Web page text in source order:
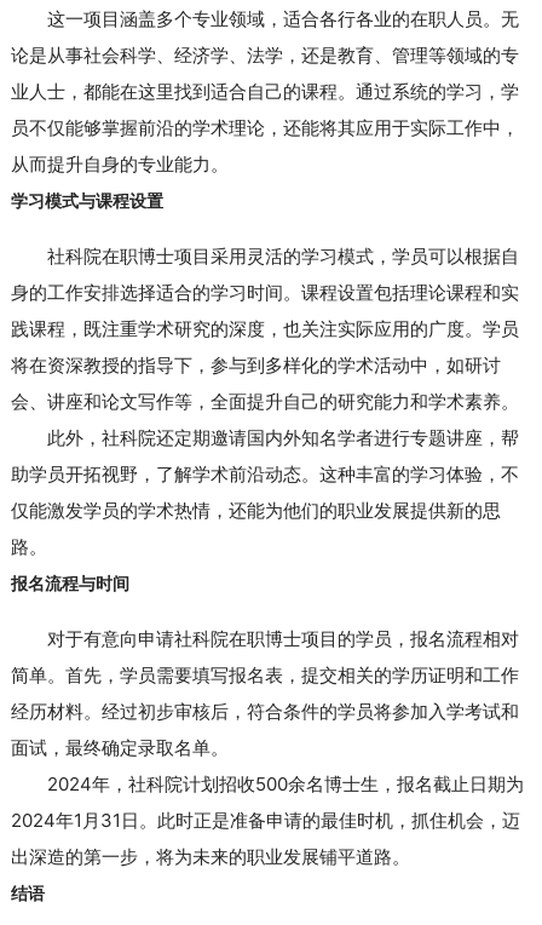
这一项目涵盖多个专业领域，适合各行各业的在职人员。无
论是从事社会科学、经济学、法学，还是教育、管理等领域的专
业人士，都能在这里找到适合自己的课程。通过系统的学习，学
员不仅能够掌握前沿的学术理论，还能将其应用于实际工作中，
从而提升自身的专业能力。
学习模式与课程设置
社科院在职博士项目采用灵活的学习模式，学员可以根据自
身的工作安排选择适合的学习时间。课程设置包括理论课程和实
践课程，既注重学术研究的深度，也关注实际应用的广度。学员
将在资深教授的指导下，参与到多样化的学术活动中，如研讨
会、讲座和论文写作等，全面提升自己的研究能力和学术素养。
此外，社科院还定期邀请国内外知名学者进行专题讲座，帮
助学员开拓视野，了解学术前沿动态。这种丰富的学习体验，不
仅能激发学员的学术热情，还能为他们的职业发展提供新的思
路。
报名流程与时间
对于有意向申请社科院在职博士项目的学员，报名流程相对
简单。首先，学员需要填写报名表，提交相关的学历证明和工作
经历材料。经过初步审核后，符合条件的学员将参加入学考试和
面试，最终确定录取名单。
2024年，社科院计划招收500余名博士生，报名截止日期为
2024年1月31日。此时正是准备申请的最佳时机，抓住机会，迈
出深造的第一步，将为未来的职业发展铺平道路。
结语